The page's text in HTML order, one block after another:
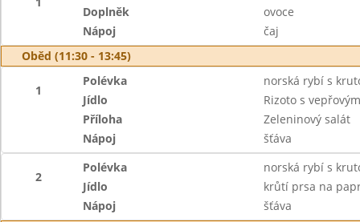
Doplněk
ovoce
Nápoj
čaj
Oběd (11:30 - 13:45)
1
Polévka
norská rybí s
Jídlo
Rizoto s
Příloha
Zeleninový salát
Nápoj
šťáva
2
Polévka
norská rybí s
Jídlo
krůtí prsa na
Nápoj
šťáva